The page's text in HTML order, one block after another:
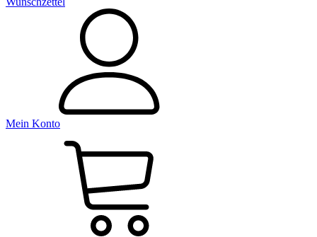
Mein Konto